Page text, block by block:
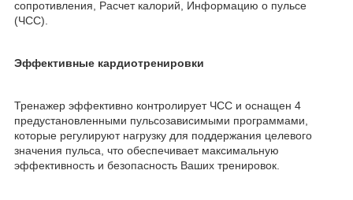
сопротивления, Расчет калорий, Информацию о пульсе
(ЧСС).
Эффективные кардиотренировки
Тренажер эффективно контролирует ЧСС и оснащен 4
предустановленными пульсозависимыми программами,
которые регулируют нагрузку для поддержания целевого
значения пульса, что обеспечивает максимальную
эффективность и безопасность Ваших тренировок.